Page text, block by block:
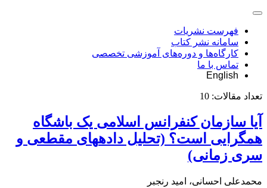
فهرست نشریات
سامانه نشر کتاب
کارگاه‌ها و دوره‌های آموزشی تخصصی
تماس با ما
English
تعداد مقالات: 10
آیا سازمان کنفرانس اسلامی یک باشگاه
هم‎گرایی است؟ (تحلیل داده‎های مقطعی و
سری زمانی)
محمدعلی احسانی، امید رنجبر